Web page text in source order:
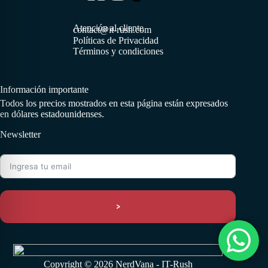
Atención al cliente
contact@it-rush.com
Políticas de Privacidad
Términos y condiciones
Información importante
Todos los precios mostrados en esta página están expresados
en dólares estadounidenses.
Newsletter
>
Copyright © 2026 NerdVana - IT-Rush